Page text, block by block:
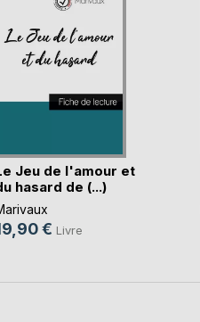
Jeu de l'amour et
hasard de (...)
€ Livre